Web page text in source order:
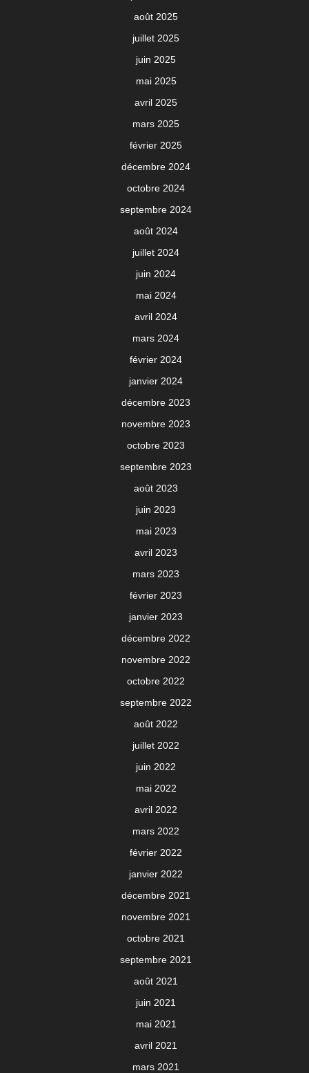
août 2025
juillet 2025
juin 2025
mai 2025
avril 2025
mars 2025
février 2025
décembre 2024
octobre 2024
septembre 2024
août 2024
juillet 2024
juin 2024
mai 2024
avril 2024
mars 2024
février 2024
janvier 2024
décembre 2023
novembre 2023
octobre 2023
septembre 2023
août 2023
juin 2023
mai 2023
avril 2023
mars 2023
février 2023
janvier 2023
décembre 2022
novembre 2022
octobre 2022
septembre 2022
août 2022
juillet 2022
juin 2022
mai 2022
avril 2022
mars 2022
février 2022
janvier 2022
décembre 2021
novembre 2021
octobre 2021
septembre 2021
août 2021
juin 2021
mai 2021
avril 2021
mars 2021